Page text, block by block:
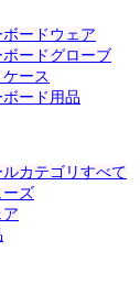
ードウェア
ードグローブ
ース
ード用品
カテゴリすべて
ーズ